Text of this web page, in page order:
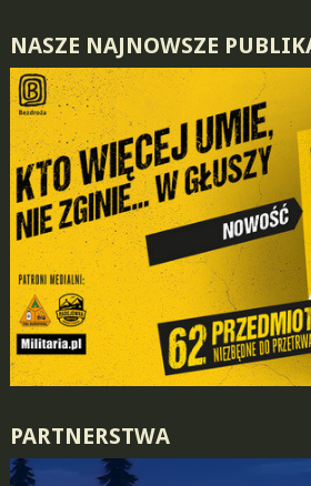
NASZE NAJNOWSZE
PARTNERSTWA